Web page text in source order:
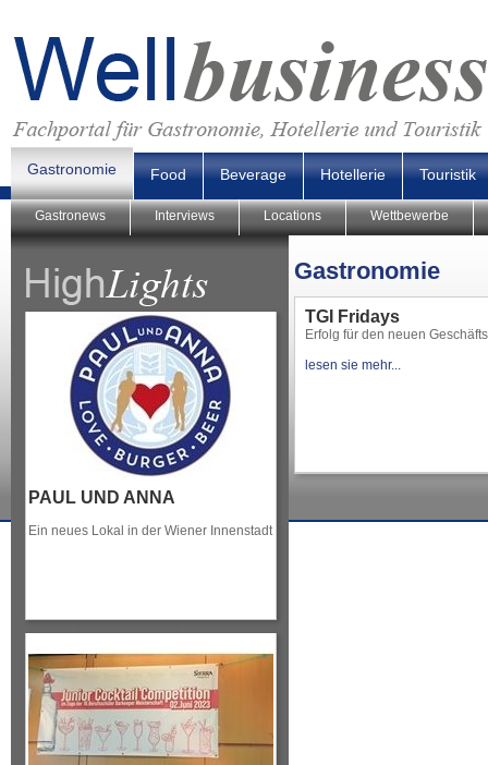
Gastronomie Food Beverage Hotellerie Touristik
Gastronews Interviews Locations Wettbewerbe
PAUL UND ANNA
Ein neues Lokal in der Wiener Innenstadt
Gastronomie
TGI Fridays
Erfolg für den neuen
lesen sie mehr...